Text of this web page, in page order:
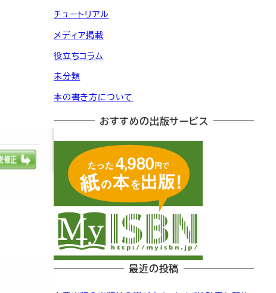
チュートリアル
メディア掲載
役立ちコラム
未分類
本の書き方について
おすすめの出版サービス
最近の投稿